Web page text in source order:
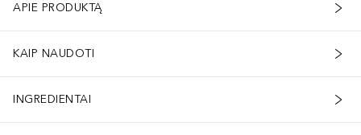
APIE PRODUKTĄ
KAIP NAUDOTI
INGREDIENTAI